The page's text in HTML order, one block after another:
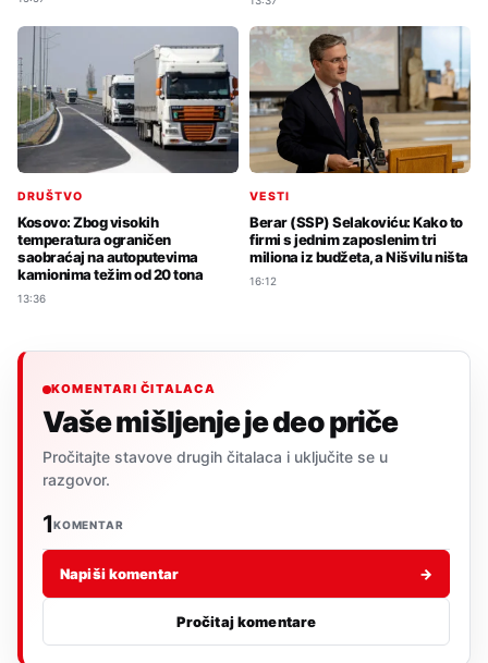
DRUŠTVO
Kosovo: Zbog visokih
temperatura ograničen
saobraćaj na autoputevima
kamionima težim od 20 tona
13:36
VESTI
Berar (SSP) Selakoviću: Kako to
firmi s jednim zaposlenim tri
miliona iz budžeta, a Nišvilu ništa
16:12
KOMENTARI ČITALACA
Vaše mišljenje je deo priče
Pročitajte stavove drugih čitalaca i uključite se u
razgovor.
1KOMENTAR
Napiši komentar →
Pročitaj komentare